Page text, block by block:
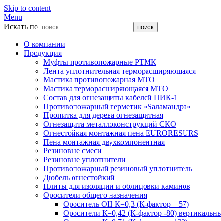
Skip to content
Menu
Искать по
поиск
О компании
Продукция
Муфты противопожарные РТМК
Лента уплотнительная терморасширяющаяся
Мастика противопожарная МТО
Мастика терморасширяющаяся МТО
Состав для огнезащиты кабелей ПИК-1
Противопожарный герметик «Sаламандра»
Пропитка для дерева огнезащитная
Огнезащита металлоконструкций СКО
Огнестойкая монтажная пена EURORESURS
Пена монтажная двухкомпонентная
Резиновые смеси
Резиновые уплотнители
Противопожарный резиновый уплотнитель
Дюбель огнестойкий
Плиты для изоляции и облицовки каминов
Оросители общего назначения
Ороситель ОН К=0,3 (К-фактор – 57)
Оросители К=0,42 (К-фактор -80)